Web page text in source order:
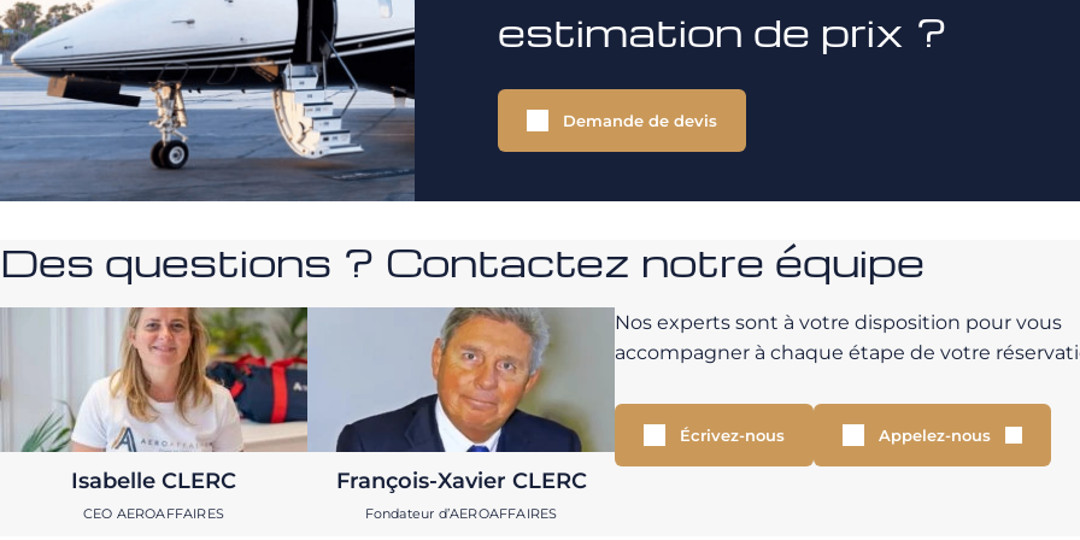
estimation de prix ?
Demande de devis
Des questions ? Contactez notre équipe
Isabelle CLERC
CEO AEROAFFAIRES
François-Xavier CLERC
Fondateur d’AEROAFFAIRES
Nos experts sont à votre disposition pour vous
accompagner à chaque étape de votre
Écrivez-nous Appelez-nous